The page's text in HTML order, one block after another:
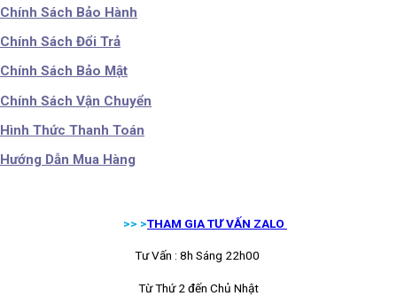
Chính Sách Bảo Hành
Chính Sách Đổi Trả
Chính Sách Bảo Mật
Chính Sách Vận Chuyển
Hình Thức Thanh Toán
Hướng Dẫn Mua Hàng
>> >THAM GIA TƯ VẤN ZALO
Tư Vấn : 8h Sáng 22h00
Từ Thứ 2 đến Chủ Nhật